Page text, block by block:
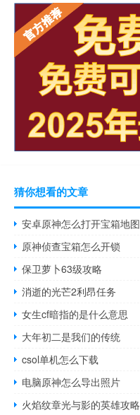
猜你想看的文章
安卓原神怎么打开宝箱地图
原神侦查宝箱怎么开锁
保卫萝卜63级攻略
消逝的光芒2利昂任务
女生cf暗指的是什么意思
大年初二是我们的传统
csol单机怎么下载
电脑原神怎么导出照片
火焰纹章光与影的英雄攻略